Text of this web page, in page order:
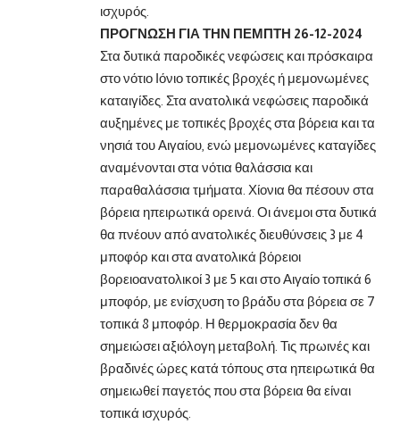
ισχυρός.
ΠΡΟΓΝΩΣΗ ΓΙΑ ΤΗΝ ΠΕΜΠΤΗ 26-12-2024
Στα δυτικά παροδικές νεφώσεις και πρόσκαιρα
στο νότιο Ιόνιο τοπικές βροχές ή μεμονωμένες
καταιγίδες. Στα ανατολικά νεφώσεις παροδικά
αυξημένες με τοπικές βροχές στα βόρεια και τα
νησιά του Αιγαίου, ενώ μεμονωμένες καταγίδες
αναμένονται στα νότια θαλάσσια και
παραθαλάσσια τμήματα. Χίονια θα πέσουν στα
βόρεια ηπειρωτικά ορεινά. Οι άνεμοι στα δυτικά
θα πνέουν από ανατολικές διευθύνσεις 3 με 4
μποφόρ και στα ανατολικά βόρειοι
βορειοανατολικοί 3 με 5 και στο Αιγαίο τοπικά 6
μποφόρ, με ενίσχυση το βράδυ στα βόρεια σε 7
τοπικά 8 μποφόρ. Η θερμοκρασία δεν θα
σημειώσει αξιόλογη μεταβολή. Τις πρωινές και
βραδινές ώρες κατά τόπους στα ηπειρωτικά θα
σημειωθεί παγετός που στα βόρεια θα είναι
τοπικά ισχυρός.